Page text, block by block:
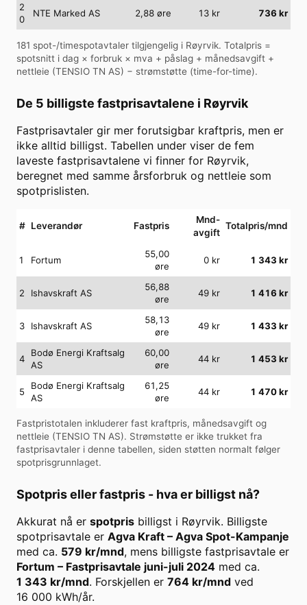
2
0
NTE Marked AS 2,88 øre 13 kr 736 kr
181 spot-/timespotavtaler tilgjengelig i Røyrvik. Totalpris =
spotsnitt i dag × forbruk × mva + påslag + månedsavgift +
nettleie (TENSIO TN AS) − strømstøtte (time-for-time).
De 5 billigste fastprisavtalene i Røyrvik
Fastprisavtaler gir mer forutsigbar kraftpris, men er
ikke alltid billigst. Tabellen under viser de fem
laveste fastprisavtalene vi finner for Røyrvik,
beregnet med samme årsforbruk og nettleie som
spotprislisten.
# Leverandør Fastpris
Mnd-
avgift
Totalpris/mnd
1 Fortum
55,00
øre
0 kr 1 343 kr
2 Ishavskraft AS
56,88
øre
49 kr 1 416 kr
3 Ishavskraft AS
58,13
øre
49 kr 1 433 kr
4
Bodø Energi Kraftsalg
AS
60,00
øre
44 kr 1 453 kr
5
Bodø Energi Kraftsalg
AS
61,25
øre
44 kr 1 470kr
Fastpristotalen inkluderer fast kraftpris, månedsavgift og
nettleie (TENSIO TN AS). Strømstøtte er ikke trukket fra
fastprisavtaler i denne tabellen, siden støtten normalt følger
spotprisgrunnlaget.
Spotpris eller fastpris - hva er billigst nå?
Akkurat nå er spotpris billigst i Røyrvik. Billigste
spotprisavtale er Agva Kraft – Agva Spot-Kampanje
med ca. 579 kr/mnd, mens billigste fastprisavtale er
Fortum – Fastprisavtale juni-juli 2024 med ca.
1 343 kr/mnd. Forskjellen er 764 kr/mnd ved
16 000 kWh/år.